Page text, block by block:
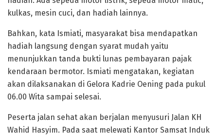
kulkas, mesin cuci, dan hadiah lainnya.
Bahkan, kata Ismiati, masyarakat bisa mendapatkan
hadiah langsung dengan syarat mudah yaitu
menunjukkan tanda bukti lunas pembayaran pajak
kendaraan bermotor. Ismiati mengatakan, kegiatan
akan dilaksanakan di Gelora Kadrie Oening pada pukul
06.00 Wita sampai selesai.
Peserta jalan sehat akan berjalan menyusuri Jalan KH
Wahid Hasyim. Pada saat melewati Kantor Samsat Induk